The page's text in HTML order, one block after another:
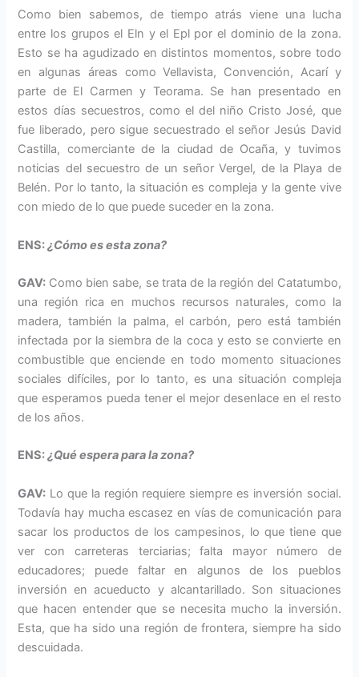
Como bien sabemos, de tiempo atrás viene una lucha
entre los grupos el Eln y el Epl por el dominio de la zona.
Esto se ha agudizado en distintos momentos, sobre todo
en algunas áreas como Vellavista, Convención, Acarí y
parte de El Carmen y Teorama. Se han presentado en
estos días secuestros, como el del niño Cristo José, que
fue liberado, pero sigue secuestrado el señor Jesús David
Castilla, comerciante de la ciudad de Ocaña, y tuvimos
noticias del secuestro de un señor Vergel, de la Playa de
Belén. Por lo tanto, la situación es compleja y la gente vive
con miedo de lo que puede suceder en la zona.
ENS:¿Cómo es esta zona?
GAV: Como bien sabe, se trata de la región del Catatumbo,
una región rica en muchos recursos naturales, como la
madera, también la palma, el carbón, pero está también
infectada por la siembra de la coca y esto se convierte en
combustible que enciende en todo momento situaciones
sociales difíciles, por lo tanto, es una situación compleja
que esperamos pueda tener el mejor desenlace en el resto
de los años.
ENS:¿Qué espera para la zona?
GAV: Lo que la región requiere siempre es inversión social.
Todavía hay mucha escasez en vías de comunicación para
sacar los productos de los campesinos, lo que tiene que
ver con carreteras terciarias; falta mayor número de
educadores; puede faltar en algunos de los pueblos
inversión en acueducto y alcantarillado. Son situaciones
que hacen entender que se necesita mucho la inversión.
Esta, que ha sido una región de frontera, siempre ha sido
descuidada.